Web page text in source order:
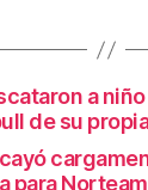
a
de su
para